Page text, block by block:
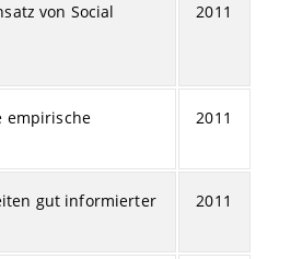
von Social
2011
empirische
2011
gut informierter
2011